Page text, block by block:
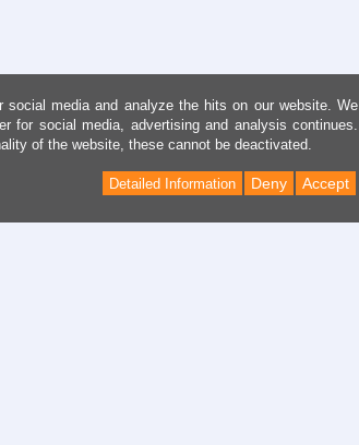
media and analyze the hits on our website. We
for social media, advertising and analysis continues.
of the website, these cannot be deactivated.
Accept
Deny
Detailed Information